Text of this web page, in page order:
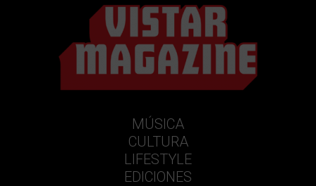
MÚSICA
CULTURA
LIFESTYLE
EDICIONES